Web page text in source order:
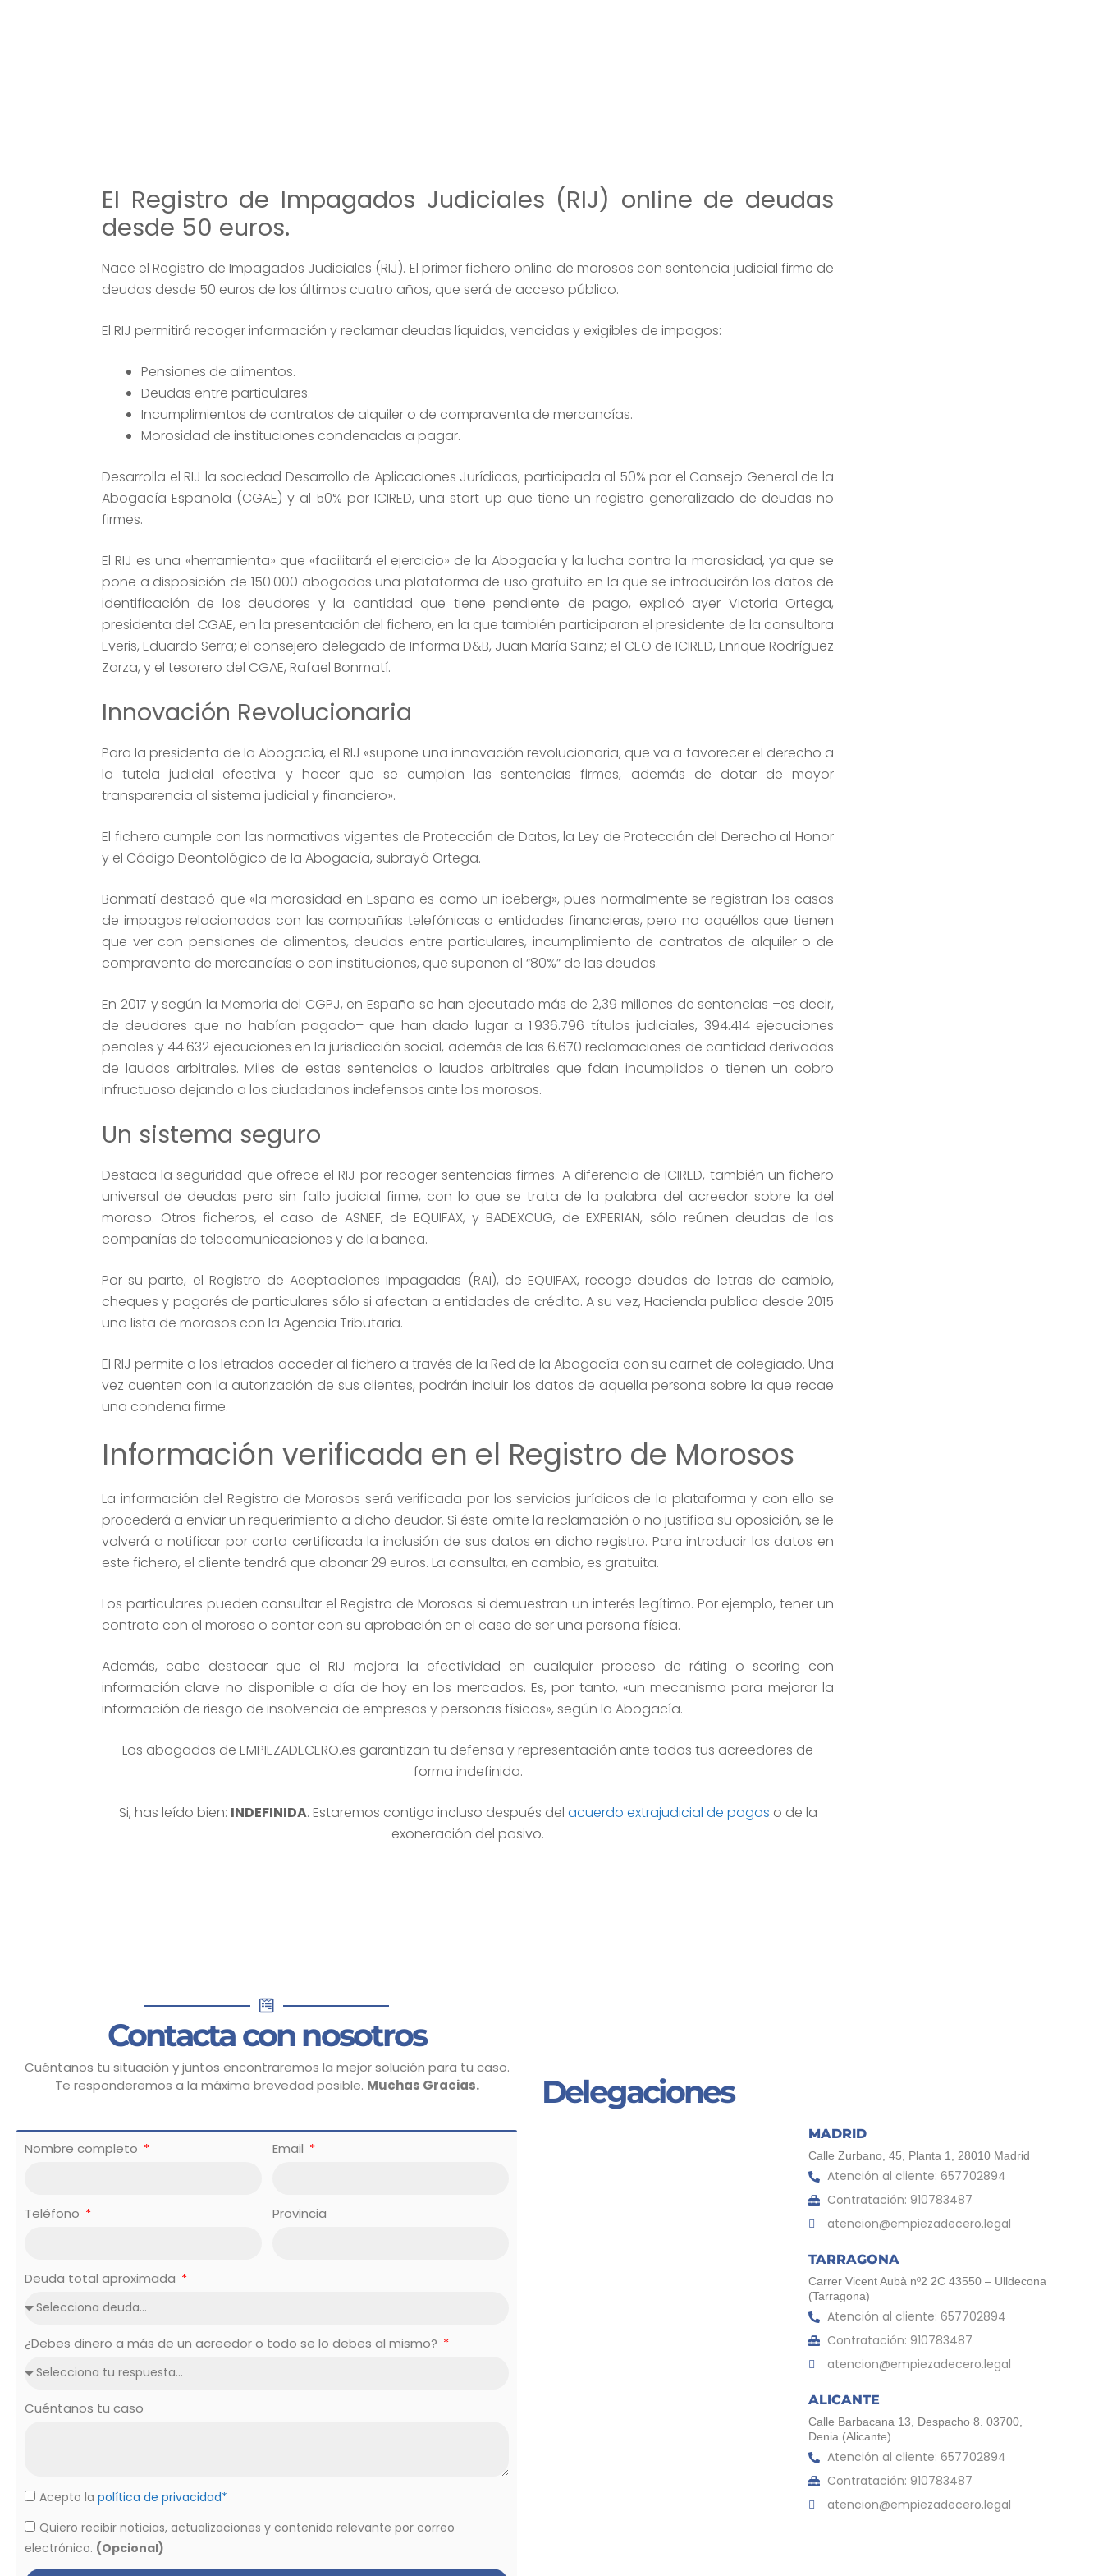
El Registro de Impagados Judiciales (RIJ) online de deudas
desde 50 euros.
Nace el Registro de Impagados Judiciales (RIJ). El primer fichero online de morosos con sentencia judicial firme de
deudas desde 50 euros de los últimos cuatro años, que será de acceso público.
El RIJ permitirá recoger información y reclamar deudas líquidas, vencidas y exigibles de impagos:
Pensiones de alimentos.
Deudas entre particulares.
Incumplimientos de contratos de alquiler o de compraventa de mercancías.
Morosidad de instituciones condenadas a pagar.
Desarrolla el RIJ la sociedad Desarrollo de Aplicaciones Jurídicas, participada al 50% por el Consejo General de la
Abogacía Española (CGAE) y al 50% por ICIRED, una start up que tiene un registro generalizado de deudas no
firmes.
El RIJ es una «herramienta» que «facilitará el ejercicio» de la Abogacía y la lucha contra la morosidad, ya que se
pone a disposición de 150.000 abogados una plataforma de uso gratuito en la que se introducirán los datos de
identificación de los deudores y la cantidad que tiene pendiente de pago, explicó ayer Victoria Ortega,
presidenta del CGAE, en la presentación del fichero, en la que también participaron el presidente de la consultora
Everis, Eduardo Serra; el consejero delegado de Informa D&B, Juan María Sainz; el CEO de ICIRED, Enrique Rodríguez
Zarza, y el tesorero del CGAE, Rafael Bonmatí.
Innovación Revolucionaria
Para la presidenta de la Abogacía, el RIJ «supone una innovación revolucionaria, que va a favorecer el derecho a
la tutela judicial efectiva y hacer que se cumplan las sentencias firmes, además de dotar de mayor
transparencia al sistema judicial y financiero».
El fichero cumple con las normativas vigentes de Protección de Datos, la Ley de Protección del Derecho al Honor
y el Código Deontológico de la Abogacía, subrayó Ortega.
Bonmatí destacó que «la morosidad en España es como un iceberg», pues normalmente se registran los casos
de impagos relacionados con las compañías telefónicas o entidades financieras, pero no aquéllos que tienen
que ver con pensiones de alimentos, deudas entre particulares, incumplimiento de contratos de alquiler o de
compraventa de mercancías o con instituciones, que suponen el “80%” de las deudas.
En 2017 y según la Memoria del CGPJ, en España se han ejecutado más de 2,39 millones de sentencias –es decir,
de deudores que no habían pagado– que han dado lugar a 1.936.796 títulos judiciales, 394.414 ejecuciones
penales y 44.632 ejecuciones en la jurisdicción social, además de las 6.670 reclamaciones de cantidad derivadas
de laudos arbitrales. Miles de estas sentencias o laudos arbitrales que fdan incumplidos o tienen un cobro
infructuoso dejando a los ciudadanos indefensos ante los morosos.
Un sistema seguro
Destaca la seguridad que ofrece el RIJ por recoger sentencias firmes. A diferencia de ICIRED, también un fichero
universal de deudas pero sin fallo judicial firme, con lo que se trata de la palabra del acreedor sobre la del
moroso. Otros ficheros, el caso de ASNEF, de EQUIFAX, y BADEXCUG, de EXPERIAN, sólo reúnen deudas de las
compañías de telecomunicaciones y de la banca.
Por su parte, el Registro de Aceptaciones Impagadas (RAI), de EQUIFAX, recoge deudas de letras de cambio,
cheques y pagarés de particulares sólo si afectan a entidades de crédito. A su vez, Hacienda publica desde 2015
una lista de morosos con la Agencia Tributaria.
El RIJ permite a los letrados acceder al fichero a través de la Red de la Abogacía con su carnet de colegiado. Una
vez cuenten con la autorización de sus clientes, podrán incluir los datos de aquella persona sobre la que recae
una condena firme.
Información verificada en el Registro de Morosos
La información del Registro de Morosos será verificada por los servicios jurídicos de la plataforma y con ello se
procederá a enviar un requerimiento a dicho deudor. Si éste omite la reclamación o no justifica su oposición, se le
volverá a notificar por carta certificada la inclusión de sus datos en dicho registro. Para introducir los datos en
este fichero, el cliente tendrá que abonar 29 euros. La consulta, en cambio, es gratuita.
Los particulares pueden consultar el Registro de Morosos si demuestran un interés legítimo. Por ejemplo, tener un
contrato con el moroso o contar con su aprobación en el caso de ser una persona física.
Además, cabe destacar que el RIJ mejora la efectividad en cualquier proceso de ráting o scoring con
información clave no disponible a día de hoy en los mercados. Es, por tanto, «un mecanismo para mejorar la
información de riesgo de insolvencia de empresas y personas físicas», según la Abogacía.
Los abogados de EMPIEZADECERO.es garantizan tu defensa y representación ante todos tus acreedores de
forma indefinida.
Si, has leído bien: INDEFINIDA. Estaremos contigo incluso después del acuerdo extrajudicial de pagos o de la
exoneración del pasivo.
Contacta con nosotros
Cuéntanos tu situación y juntos encontraremos la mejor solución para tu caso.
Te responderemos a la máxima brevedad posible. Muchas Gracias.
Nombre completo Email
Teléfono Provincia
Deuda total aproximada
¿Debes dinero a más de un acreedor o todo se lo debes al mismo?
Cuéntanos tu caso
Acepto la política de privacidad*
Quiero recibir noticias, actualizaciones y contenido relevante por correo
electrónico. (Opcional)
Delegaciones
MADRID
Calle Zurbano, 45, Planta 1, 28010 Madrid
Atención al cliente: 657702894
Contratación: 910783487
atencion@empiezadecero.legal
TARRAGONA
Carrer Vicent Aubà nº2 2C 43550 – Ulldecona
(Tarragona)
Atención al cliente: 657702894
Contratación: 910783487
atencion@empiezadecero.legal
ALICANTE
Calle Barbacana 13, Despacho 8. 03700,
Denia (Alicante)
Atención al cliente: 657702894
Contratación: 910783487
atencion@empiezadecero.legal